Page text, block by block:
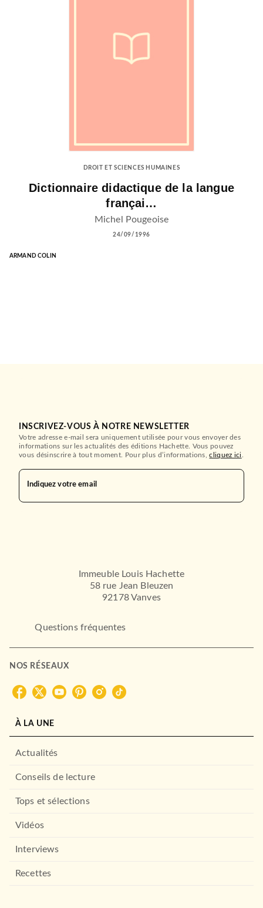
DROIT ET SCIENCES HUMAINES
Dictionnaire didactique de la langue
françai…
Michel Pougeoise
24/09/1996
ARMAND COLIN
INSCRIVEZ-VOUS À NOTRE NEWSLETTER
Votre adresse e-mail sera uniquement utilisée pour vous envoyer des
informations sur les actualités des éditions Hachette. Vous pouvez
vous désinscrire à tout moment. Pour plus d’informations,cliquez ici
Indiquez votre email
Immeuble Louis Hachette
58 rue Jean Bleuzen
92178 Vanves
Questions fréquentes
NOS RÉSEAUX
À LA UNE
Actualités
Conseils de lecture
Tops et sélections
Vidéos
Interviews
Recettes